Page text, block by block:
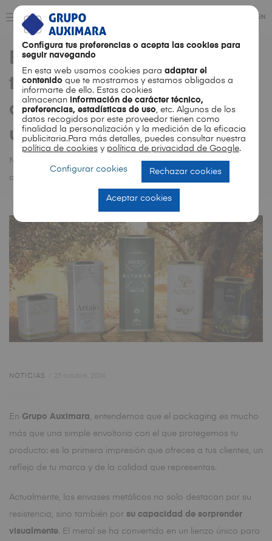
Configura tus preferencias o acepta las cookies para
seguir navegando
En esta web usamos cookies para adaptar el
contenido que te mostramos y estamos obligados a
informarte de ello. Estas cookies
almacenan
información de carácter técnico,
preferencias, estadísticas de uso, etc. Algunos de los
datos recogidos por este proveedor tienen como
finalidad la personalización y la medición de la eficacia
publicitaria.Para más detalles, puedes consultar nuestra
política de cookiesy política de privacidad de Google.
Configurar cookies Rechazar cookies
Aceptar cookies
EN
Noticias
El metal como lienzo: técnicas de impresión y
acabados exclusivos para un packaging impactante
El metal como lienzo:
técnicas de impresión y
acabados exclusivos para
un packaging impactante
NOTICIAS
En Grupo Auximara, entendemos que el packaging es mucho
más que una simple envoltorio con el que protegemos tu
producto: es la primera impresión que ofreces a tus clientes, un
reflejo de tu marca y de la calidad que representas.
Actualmente, los envases metálicos no solo destacan por su
resistencia, sino también por su capacidad de sorprender
visualmente. El metal se ha convertido en un lienzo único para